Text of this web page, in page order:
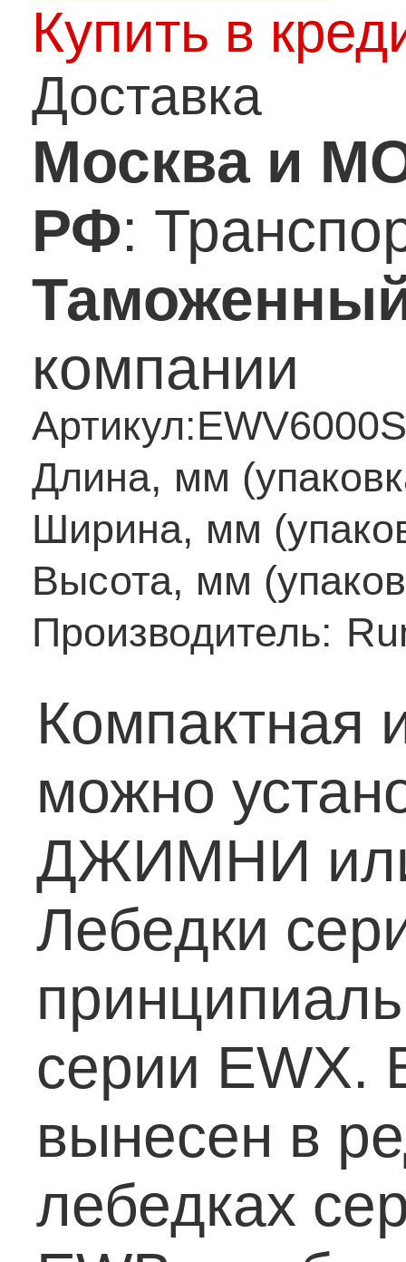
Купить в
Доставка
Москва и
РФ:
компании
Артикул:EWV6000S
Длина, мм
Ширина, мм
Высота, мм
Производитель:
Компактная
можно
ДЖИМНИ или
Лебедки
серии EWX.
вынесен в
лебедках